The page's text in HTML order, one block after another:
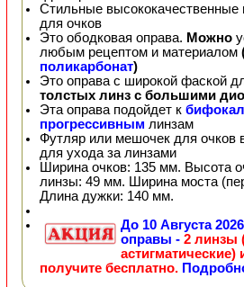
Стильные высококачественные
для очков
Это ободковая оправа. Можно
любым рецептом и материалом
поликарбонат)
Это оправа с широкой фаской
толстых линз с большими
Эта оправа подойдет к
прогрессивным линзам
Футляр или мешочек для очков
для ухода за линзами
Ширина очков: 135 мм. Высота
линзы: 49 мм. Ширина моста
Длина дужки: 140 мм.
До 10 Августа 2026
оправы - 2 линзы
астигматические)
получите бесплатно.